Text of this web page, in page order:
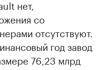
нет,
со
отсутствуют.
год завод
76,23 млрд